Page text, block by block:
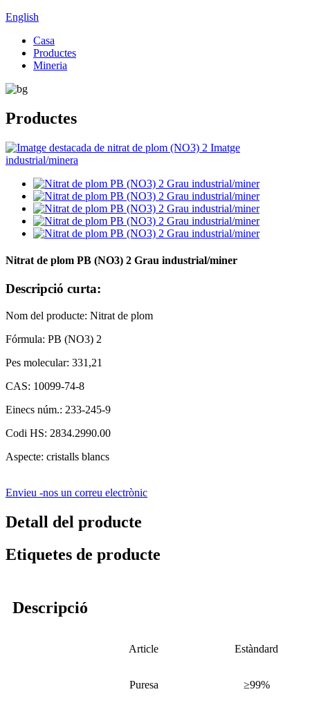
English
Casa
Productes
Mineria
Productes
Nitrat de plom PB (NO3) 2 Grau industrial/miner
Descripció curta:
Nom del producte: Nitrat de plom
Fórmula: PB (NO3) 2
Pes molecular: 331,21
CAS: 10099-74-8
Einecs núm.: 233-245-9
Codi HS: 2834.2990.00
Aspecte: cristalls blancs
Envieu -nos un correu electrònic
Detall del producte
Etiquetes de producte
Descripció
Article Estàndard
Puresa ≥99%